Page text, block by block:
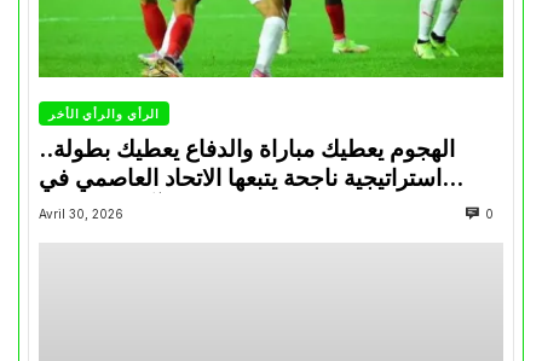
الرأي والرأي الأخر
الهجوم يعطيك مباراة والدفاع يعطيك بطولة..
استراتيجية ناجحة يتبعها الاتحاد العاصمي في
تتويجاته آخر السنوات
Avril 30, 2026 0